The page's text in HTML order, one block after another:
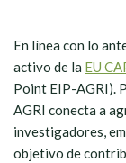
En línea con lo
activo de la EU
Point EIP-AGRI).
AGRI conecta a
investigadores,
objetivo de